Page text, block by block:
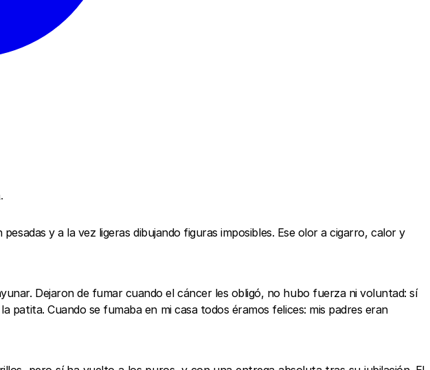
y a la vez ligeras dibujando figuras imposibles. Ese olor a cigarro, calor y
Dejaron de fumar cuando el cáncer les obligó, no hubo fuerza ni voluntad: sí
patita. Cuando se fumaba en mi casa todos éramos felices: mis padres eran